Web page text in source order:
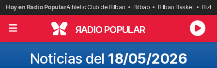
Saltar
al
contenido
Hoy en Radio PopularAthletic Club de Bilbao Bilbao Bilbao Basket
RADIO POPULAR
Noticias del 18/05/2026